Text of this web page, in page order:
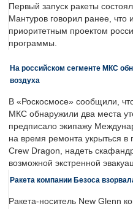
Первый запуск ракеты
Мантуров говорил ранее, что
приоритетным проектом
программы.
На российском сегменте МКС
воздуха
В «Роскосмосе» сообщили,
МКС обнаружили два места
предписало экипажу
на время ремонта укрыться в
Crew Dragon, надеть
возможной экстренной
Ракета компании Безоса
Ракета-носитель New Glenn